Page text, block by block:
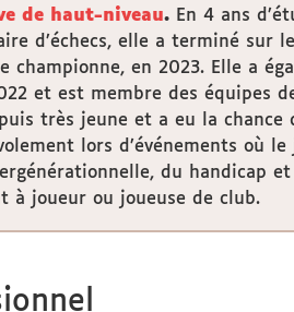
de haut-niveau. En 4 ans
d’échecs, elle a terminé
championne, en 2023. Elle a
et est membre des équipes
très jeune et a eu la
lors d’événements où
du handicap
à joueur ou joueuse de club.